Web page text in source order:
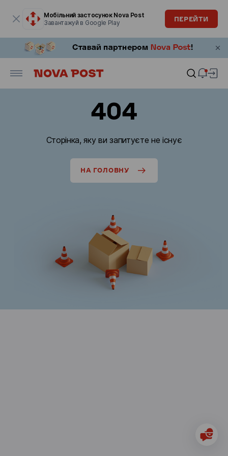
Мобільний застосунок Nova Post
Завантажуй в Google Play
ПЕРЕЙТИ
404
Сторінка, яку ви запитуєте не існує
НА ГОЛОВНУ